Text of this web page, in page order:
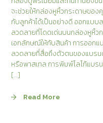
จะช่วยให้กล่องหูหิ้วกระดาษขอ
กับลูกค้าได้เป็นอย่างดี ออกแบบ
ลวดลายที่โดดเด่นบนกล่องหูหิ้ว
เอกลักษณ์ให้กับสินค้า การออก
ลวดลายที่สื่อถึงตัวตนของแบรน
หรือพาสเทล การพิมพ์โลโก้แบร
[…]
Read More